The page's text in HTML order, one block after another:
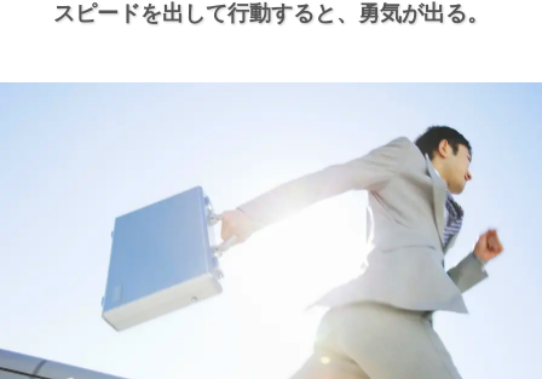
スピードを出して行動すると、 勇気が出る。